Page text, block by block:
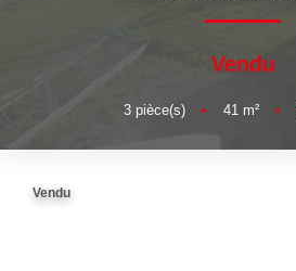
NOSVendu
3 pièce(s) • 41 m² •
Vendu